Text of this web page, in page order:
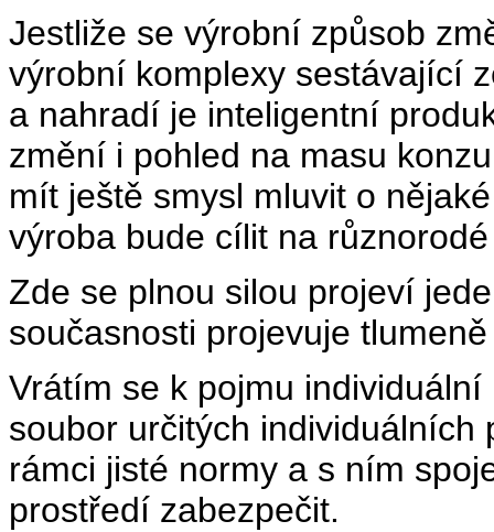
Jestliže se výrobní způsob
výrobní komplexy sestávající
a nahradí je inteligentní
změní i pohled na masu
mít ještě smysl mluvit o
výroba bude cílit na
Zde se plnou silou projeví
současnosti projevuje
Vrátím se k pojmu
soubor určitých
rámci jisté normy a s ním
prostředí zabezpečit.